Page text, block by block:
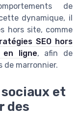
de
dynamique, il
hors site, comme
SEO hors
ligne, afin de
de marronnier.
et
des